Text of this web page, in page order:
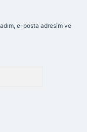
e-posta adresim ve